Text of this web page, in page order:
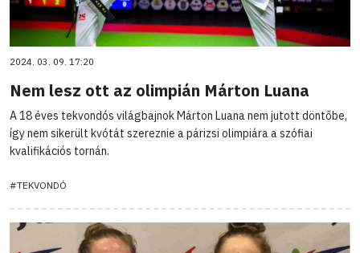
2024. 03. 09. 17:20
Nem lesz ott az olimpián Márton Luana
A 18 éves tekvondós világbajnok Márton Luana nem jutott döntőbe,
így nem sikerült kvótát szereznie a párizsi olimpiára a szófiai
kvalifikációs tornán.
#TEKVONDÓ